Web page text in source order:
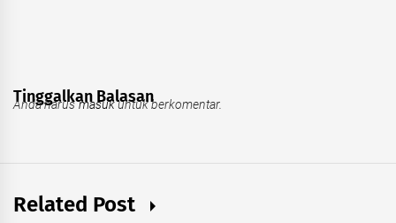
Tinggalkan Balasan
Anda harusmasukuntuk berkomentar.
Related Post